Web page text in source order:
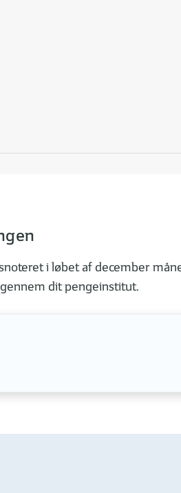
i løbet af december
dit pengeinstitut.